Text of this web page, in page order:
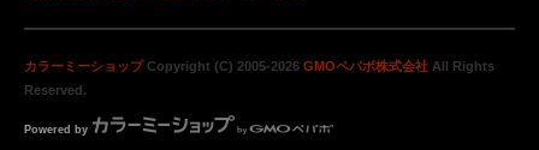
カラーミーショップCopyright (C) 2005-2026 GMOペパボ株式会社 All Rights
Reserved.
Powered by